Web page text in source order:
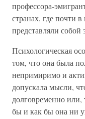
профессора-
странах, где почти
представляли
Психологическая
том, что она была
непримиримо и
допускала мысли,
долговременно или,
бы и как бы она ни